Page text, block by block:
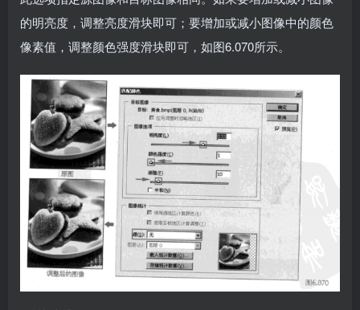
的明亮度，调整亮度滑块即可；要增加或减小图像中的颜色
像素值，调整颜色强度滑块即可，如图6.070所示。